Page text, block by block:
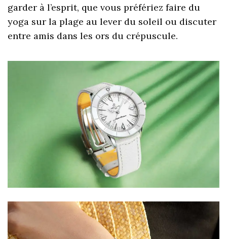
garder à l’esprit, que vous préfériez faire du
yoga sur la plage au lever du soleil ou discuter
entre amis dans les ors du crépuscule.